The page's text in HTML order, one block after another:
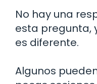
No hay una
esta pregunta,
es diferente.
Algunos